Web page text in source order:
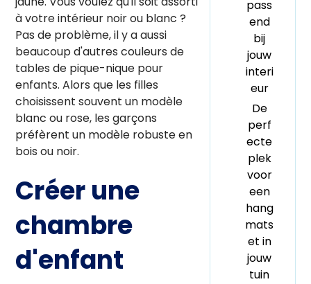
à votre intérieur noir ou blanc ?
Pas de problème, il y a aussi
beaucoup d'autres couleurs de
tables de pique-nique pour
enfants. Alors que les filles
choisissent souvent un modèle
blanc ou rose, les garçons
préfèrent un modèle robuste en
bois ou noir.
Créer une
chambre
d'enfant
pass
end
bij
jouw
interi
eur
De
perf
ecte
plek
voor
een
hang
mats
et in
jouw
tuin